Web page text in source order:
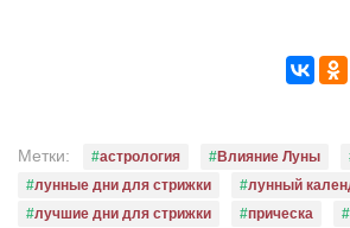
Метки: астрология Влияние Луны
лунные дни для стрижки
лунный
лучшие дни для стрижки
прическа